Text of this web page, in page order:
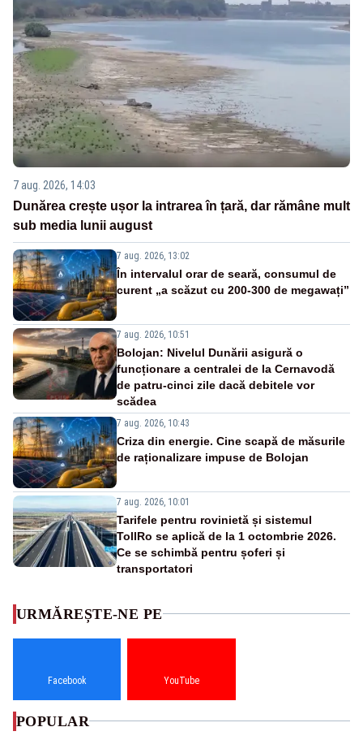
7 aug. 2026, 14:03
Dunărea crește ușor la intrarea în țară, dar rămâne mult
sub media lunii august
7 aug. 2026, 13:02
În intervalul orar de seară, consumul de
curent „a scăzut cu 200-300 de megawați”
7 aug. 2026, 10:51
Bolojan: Nivelul Dunării asigură o
funcționare a centralei de la Cernavodă
de patru-cinci zile dacă debitele vor
scădea
7 aug. 2026, 10:43
Criza din energie. Cine scapă de măsurile
de raționalizare impuse de Bolojan
7 aug. 2026, 10:01
Tarifele pentru rovinietă și sistemul
TollRo se aplică de la 1 octombrie 2026.
Ce se schimbă pentru șoferi și
transportatori
URMĂREȘTE-NE PE
Facebook YouTube
POPULAR